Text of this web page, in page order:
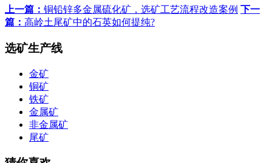
上一篇： 铜铅锌多金属硫化矿，选矿工艺流程改造案例 下一
篇： 高岭土尾矿中的石英如何提纯?
选矿生产线
金矿
铜矿
铁矿
金属矿
非金属矿
尾矿